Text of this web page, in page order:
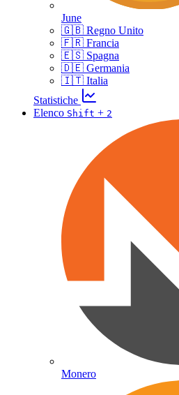
June
🇬🇧 Regno Unito
🇫🇷 Francia
🇪🇸 Spagna
🇩🇪 Germania
🇮🇹 Italia
Statistiche
Elenco Shift + 2
Monero